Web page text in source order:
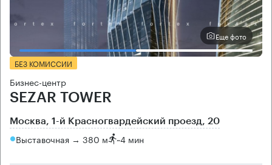
Еще фото
БЕЗ КОМИССИИ
Бизнес-центр
SEZAR TOWER
Москва, 1-й Красногвардейский проезд, 20
Выставочная → 380 м ~4 мин